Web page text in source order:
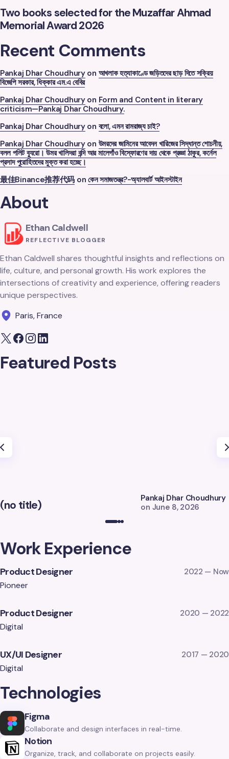
Two books selected for the Muzaffar Ahmad
Memorial Award 2026
Recent Comments
Pankaj Dhar Choudhuryon আখলাক হত্যাকাণ্ডে জড়িতদের ছাড় দিতে সক্রিয়
বিজেপি সরকার, ধিক্কার এম.এ বেবির
Pankaj Dhar Choudhuryon Form and Content in literary
criticism—Pankaj Dhar Choudhury.
Pankaj Dhar Choudhuryon বলো, এমন রামরাজ্য চাই?
Pankaj Dhar Choudhuryon উমরদের জামিনের আবেদন খারিজের সিদ্ধান্ত শোচনীয়,
বলল পলিট ব্যুরো। উমর খালিদরা বন্দি আর মালেগাঁও বিস্ফোরণের দায় থেকে প্রজ্ঞা ঠাকুর, কর্নেল
প্রসাদ পুরোহিতদের মুক্ত করা হচ্ছে।
最佳Binance推荐代码 on কেন সমাজতন্ত্র?-অ্যালবার্ট আইনস্টাইন
About
Ethan Caldwell
REFLECTIVE BLOGGER
Ethan Caldwell shares thoughtful insights and reflections on
life, culture, and personal growth. His work explores the
intersections of creativity and experience, offering readers
unique perspectives.
Paris, France
Featured Posts
(no title)
Pankaj Dhar Choudhury
on June 8, 2026
Work Experience
Product Designer 2022 — Now
Pioneer
Product Designer 2020 — 2022
Digital
UX/UI Designer 2017 — 2020
Digital
Technologies
Figma
Collaborate and design interfaces in real-time.
Notion
Organize, track, and collaborate on projects easily.